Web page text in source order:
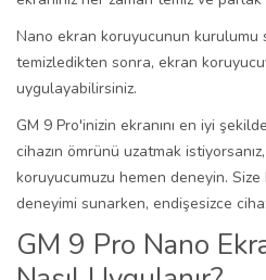
Nano ekran koruyucunun kurulumu
temizledikten sonra, ekran
uygulayabilirsiniz.
GM 9 Pro'inizin ekranını en iyi
cihazın ömrünü uzatmak
koruyucumuzu hemen deneyin. Size
deneyimi sunarken, endişesizce
GM 9 Pro Nano